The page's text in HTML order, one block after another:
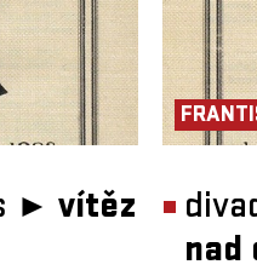
► vítěz
nad